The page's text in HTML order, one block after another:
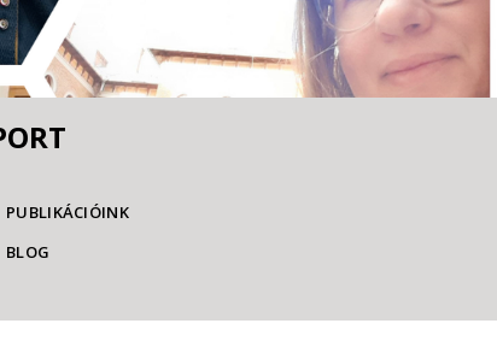
PUBLIKÁCIÓINK
BLOG